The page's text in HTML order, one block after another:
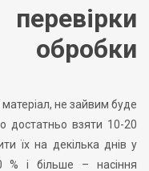
матеріал, не зайвим буде
достатньо взяти 10-20
їх на декілька днів у
% і більше – насіння